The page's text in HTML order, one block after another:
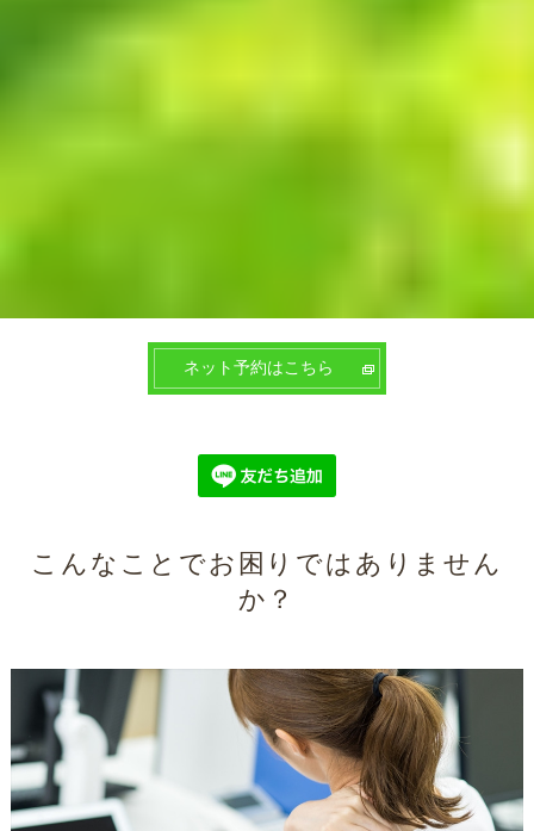
ネット予約はこちら
こんなことでお困りではありません
か？